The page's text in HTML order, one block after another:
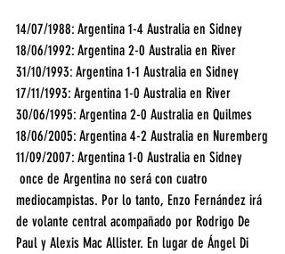
14/07/1988: Argentina 1-4 Australia en Sidney
18/06/1992: Argentina 2-0 Australia en River
31/10/1993: Argentina 1-1 Australia en Sidney
17/11/1993: Argentina 1-0 Australia en River
30/06/1995: Argentina 2-0 Australia en Quilmes
18/06/2005: Argentina 4-2 Australia en Nuremberg
11/09/2007: Argentina 1-0 Australia en Sidney
mediocampistas. Por lo tanto, Enzo Fernández irá
de volante central acompañado por Rodrigo De
Paul y Alexis Mac Allister. En lugar de Ángel Di